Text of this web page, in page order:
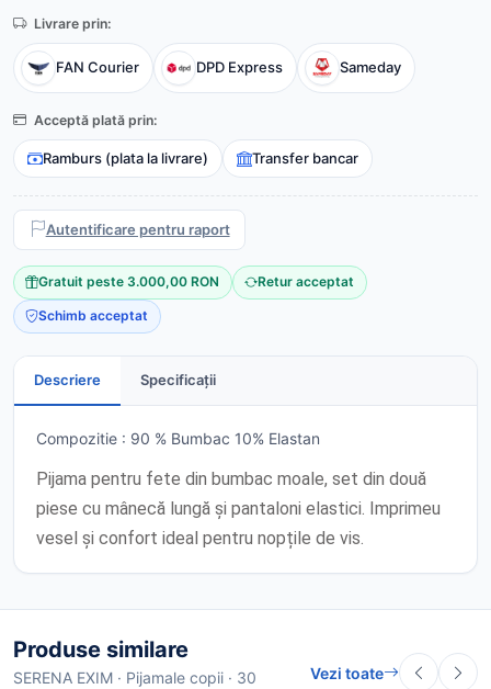
Livrare prin:
FAN Courier DPD Express Sameday
Acceptă plată prin:
Ramburs (plata la livrare) Transfer bancar
Autentificare pentru raport
Gratuit peste 3.000,00 RON Retur acceptat
Schimb acceptat
Descriere Specificații
Compozitie : 90 % Bumbac 10% Elastan
Pijama pentru fete din bumbac moale, set din două
piese cu mânecă lungă și pantaloni elastici. Imprimeu
vesel și confort ideal pentru nopțile de vis.
Produse similare
SERENA EXIM · Pijamale copii · 30
Vezi toate